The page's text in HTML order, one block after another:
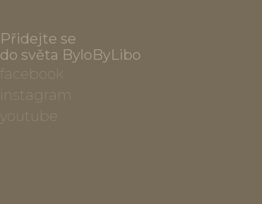
Přidejte se
do světa ByloByLibo
facebook
instagram
youtube